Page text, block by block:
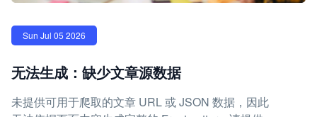
Sun Jul 05 2026
无法生成：缺少文章源数据
未提供可用于爬取的文章 URL 或 JSON 数据，因此